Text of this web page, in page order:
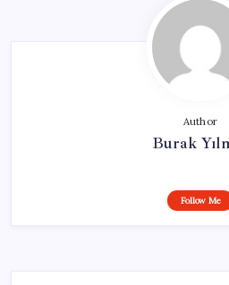
Author
Burak
Follow Me